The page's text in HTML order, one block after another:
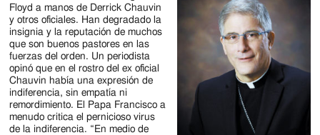
Floyd a manos de Derrick Chauvin
y otros oficiales. Han degradado la
insignia y la reputación de muchos
que son buenos pastores en las
fuerzas del orden. Un periodista
opinó que en el rostro del ex oficial
Chauvin había una expresión de
indiferencia, sin empatía ni
remordimiento. El Papa Francisco a
menudo critica el pernicioso virus
de la indiferencia. “En medio de